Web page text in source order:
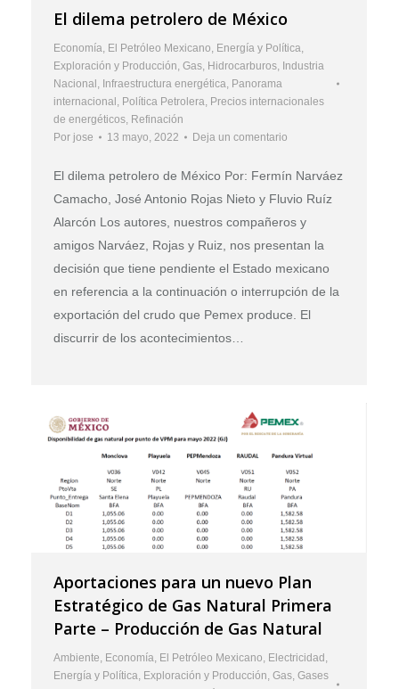
El dilema petrolero de México
Economía El Petróleo Mexicano Energía y Política
Exploración y Producción Gas Hidrocarburos Industria
Nacional Infraestructura energética Panorama
internacional Política Petrolera Precios internacionales
de energéticos Refinación
Por jose 13 mayo, 2022 Deja un comentario
El dilema petrolero de México Por: Fermín Narváez
Camacho, José Antonio Rojas Nieto y Fluvio Ruíz
Alarcón Los autores, nuestros compañeros y
amigos Narváez, Rojas y Ruiz, nos presentan la
decisión que tiene pendiente el Estado mexicano
en referencia a la continuación o interrupción de la
exportación del crudo que Pemex produce. El
discurrir de los acontecimientos…
Aportaciones para un nuevo Plan
Estratégico de Gas Natural Primera
Parte – Producción de Gas Natural
Ambiente Economía El Petróleo Mexicano Electricidad
Energía y Política Exploración y Producción Gas Gases